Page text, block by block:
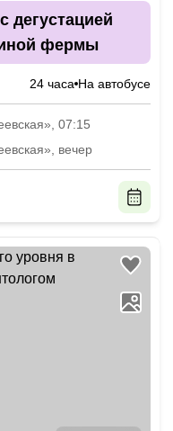
дегустацией
фермы
24 часа На автобусе
07:15
вечер